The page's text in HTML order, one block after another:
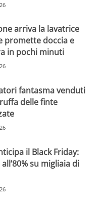
arriva la lavatrice
promette doccia e
in pochi minuti
fantasma venduti
delle finte
il Black Friday:
su migliaia di